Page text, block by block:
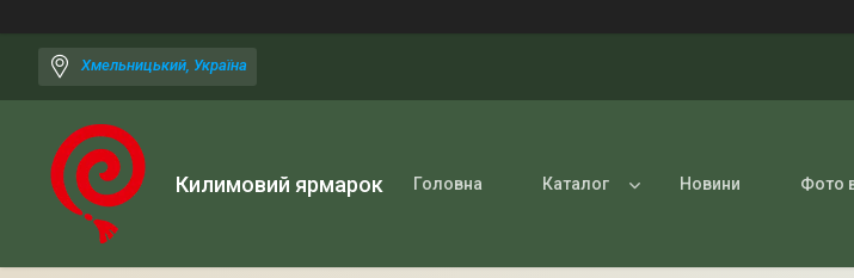
Хмельницький, Україна
Килимовий ярмарок Головна Каталог Новини Фото